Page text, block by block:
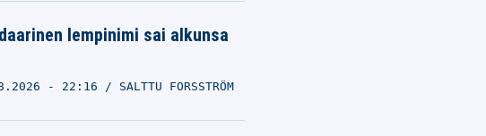
lempinimi sai alkunsa
- 22:16 SALTTU FORSSTRÖM